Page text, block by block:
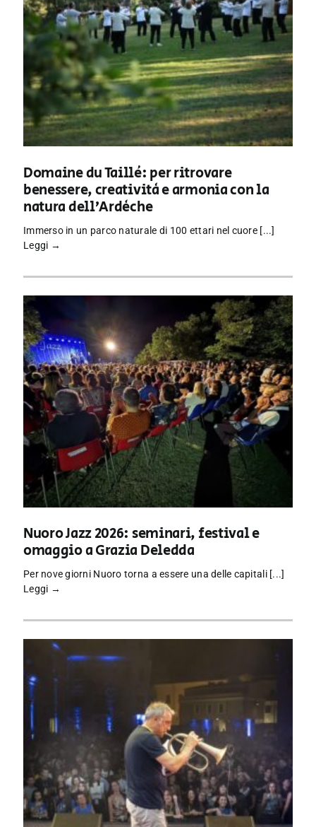
Domaine du Taillé: per ritrovare
benessere, creatività e armonia con la
natura dell’Ardèche
Immerso in un parco naturale di 100 ettari nel cuore [...]
Leggi →
Nuoro Jazz 2026: seminari, festival e
omaggio a Grazia Deledda
Per nove giorni Nuoro torna a essere una delle capitali [...]
Leggi →